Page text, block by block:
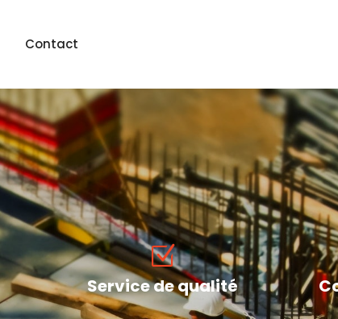
Contact
Service de qualité